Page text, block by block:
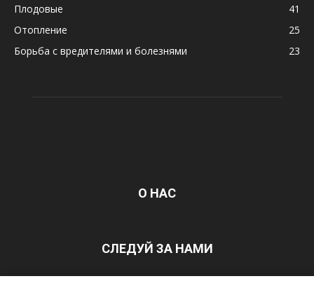
Плодовые
41
Отопление
25
Борьба с вредителями и болезнями
23
О НАС
СЛЕДУЙ ЗА НАМИ